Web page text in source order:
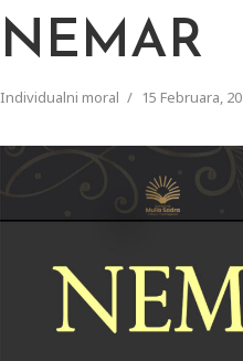
NEMAR
Individualni moral 15 Februara,